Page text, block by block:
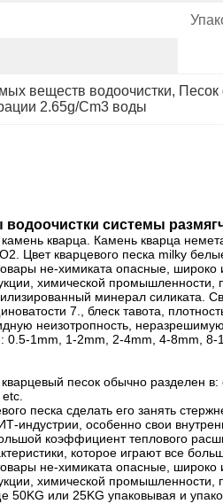
веществ водоочистки, Песок
2.65g/Cm3 воды
системы
кварца. Камень кварца
Цвет кварцевого песка milky
не-химиката опасные, широко
химической промышленности,
минерал
7., блеск тавота,
неизотропность,
1mm, 1-2mm, 2-4mm, 4-8mm, 8-
песок обычно разделен
песка сделать его занять
особенно свои
коэффициент теплового
которое играют все
не-химиката опасные, широко
химической
или 25KG упаковывая и